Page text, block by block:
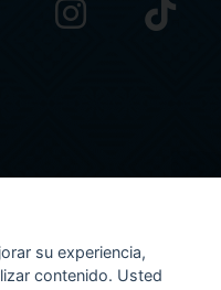
su experiencia,
contenido. Usted